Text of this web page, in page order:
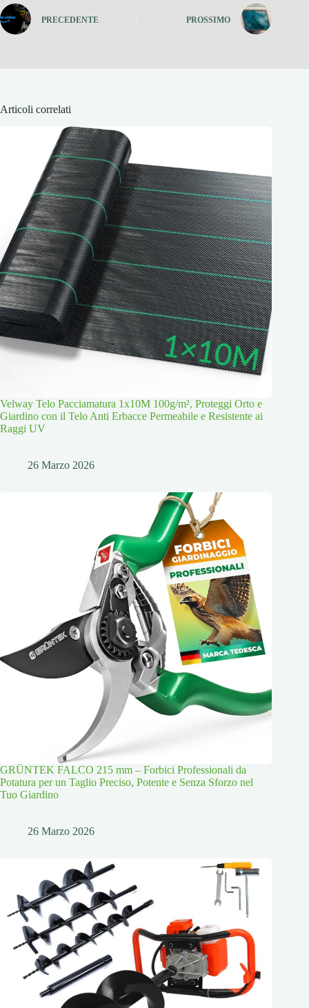
PRECEDENTE PROSSIMO
Articoli correlati
Velway Telo Pacciamatura 1x10M 100g/m², Proteggi Orto e
Giardino con il Telo Anti Erbacce Permeabile e Resistente ai
Raggi UV
26 Marzo 2026
GRÜNTEK FALCO 215 mm – Forbici Professionali da
Potatura per un Taglio Preciso, Potente e Senza Sforzo nel
Tuo Giardino
26 Marzo 2026